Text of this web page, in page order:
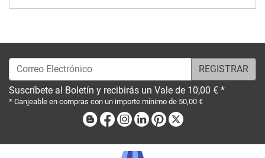
Correo Electrónico
Suscríbete al Boletín y recibirás un Vale de 10,00 € *
* Canjeable en compras con un importe mínimo de 50,00 €
BlogFacebook
Instagram
LinkedinPinterest